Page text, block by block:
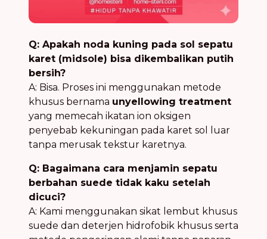
Q: Apakah noda kuning pada sol sepatu
karet (midsole) bisa dikembalikan putih
bersih?
A: Bisa. Proses ini menggunakan metode
khusus bernama unyellowing treatment
yang memecah ikatan ion oksigen
penyebab kekuningan pada karet sol luar
tanpa merusak tekstur karetnya.
Q: Bagaimana cara menjamin sepatu
berbahan suede tidak kaku setelah
dicuci?
A: Kami menggunakan sikat lembut khusus
suede dan deterjen hidrofobik khusus serta